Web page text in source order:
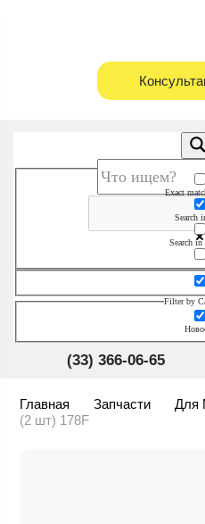
Exact
Search
Search in
Filter by
(33) 366-06-65
Главная Запчасти Для
(2 шт) 178F